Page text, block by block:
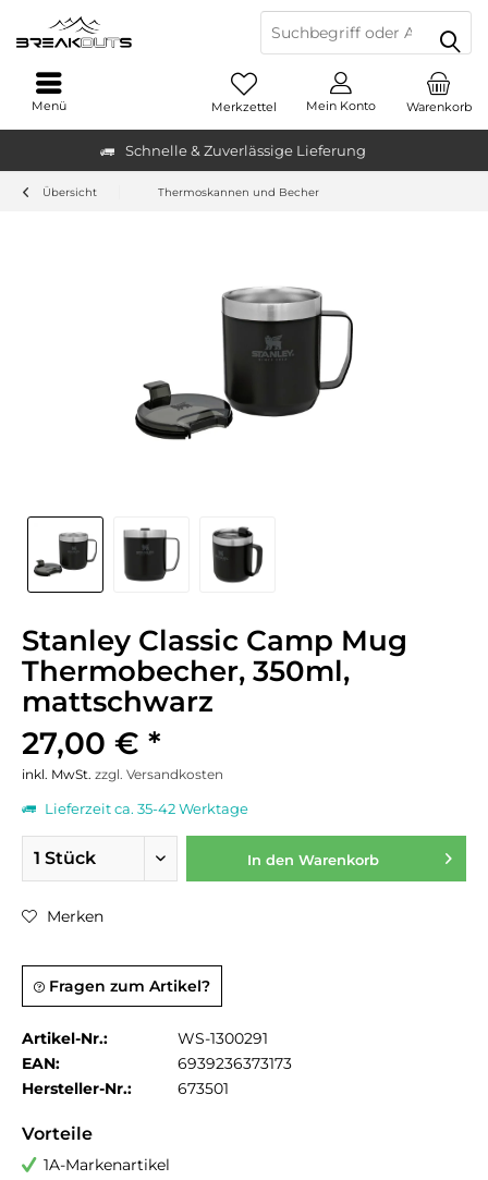
Schnelle & Zuverlässige Lieferung
Warenkorb
Merkzettel Mein Konto
Menü
Übersicht Thermoskannen und Becher
Stanley Classic Camp Mug
Thermobecher, 350ml,
mattschwarz
27,00 € *
inkl. MwSt. zzgl. Versandkosten
Lieferzeit ca. 35-42 Werktage
In den Warenkorb
Merken
Fragen zum Artikel?
Artikel-Nr.:
WS-1300291
EAN:
6939236373173
Hersteller-Nr.:
673501
Vorteile
1A-Markenartikel